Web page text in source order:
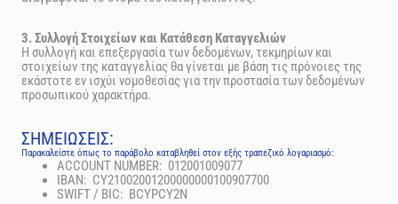
3. Συλλογή Στοιχείων και Κατάθεση Καταγγελιών
Η συλλογή και επεξεργασία των δεδομένων, τεκμηρίων και
στοιχείων της καταγγελίας θα γίνεται με βάση τις πρόνοιες της
εκάστοτε εν ισχύι νομοθεσίας για την προστασία των δεδομένων
προσωπικού χαρακτήρα.
ΣΗΜΕΙΩΣΕΙΣ:
Παρακαλείστε όπως το παράβολο καταβληθεί στον εξής τραπεζικό λογαριασμό:
ACCOUNT NUMBER: 012001009077
IBAN: CY21002001200000000100907700
SWIFT / BIC: BCYPCY2N